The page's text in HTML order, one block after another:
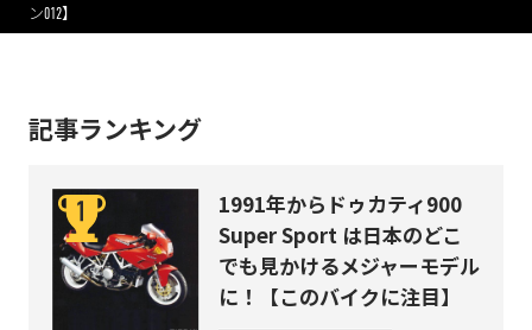
ン012】
記事ランキング
1991年からドゥカティ900
Super Sport は日本のどこ
でも見かけるメジャーモデル
に！【このバイクに注目】